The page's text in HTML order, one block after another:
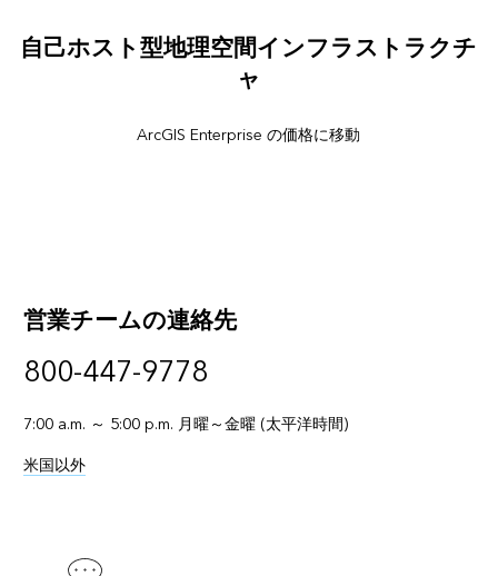
自己ホスト型地理空間インフラストラクチ
ャ
ArcGIS Enterprise の価格に移動
営業チームの連絡先
800-447-9778
7:00 a.m. ～ 5:00 p.m. 月曜～金曜 (太平洋時間)
米国以外